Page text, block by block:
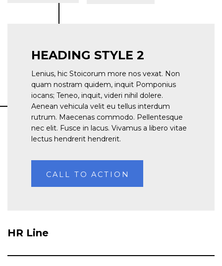
HEADING STYLE 2
Lenius, hic Stoicorum more nos vexat. Non
quam nostram quidem, inquit Pomponius
iocans; Teneo, inquit, videri nihil dolere.
Aenean vehicula velit eu tellus interdum
rutrum. Maecenas commodo. Pellentesque
nec elit. Fusce in lacus. Vivamus a libero vitae
lectus hendrerit hendrerit.
CALL TO ACTION
HR Line